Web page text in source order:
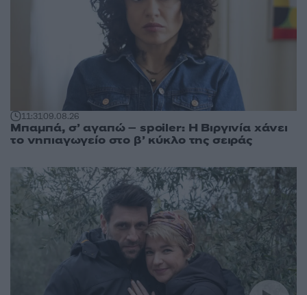
11:3109.08.26
Μπαμπά, σ’ αγαπώ – spoiler: Η Βιργινία χάνει
το νηπιαγωγείο στο β’ κύκλο της σειράς